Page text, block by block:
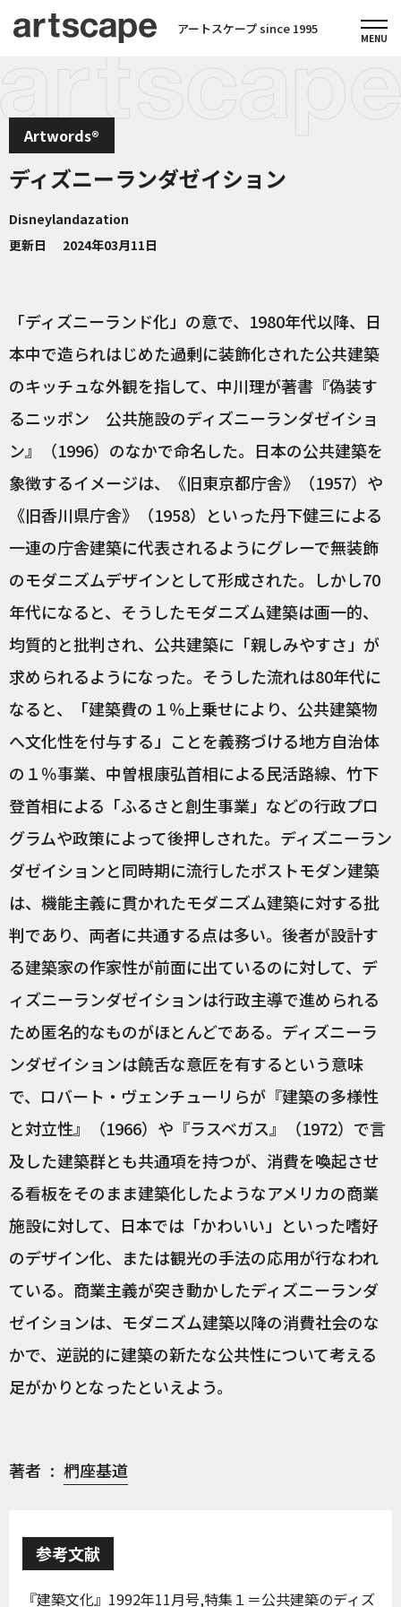
アートスケープ since 1995
Artwords®
ディズニーランダゼイション
Disneylandazation
更新日
2024年03月11日
「ディズニーランド化」の意で、1980年代以降、日
本中で造られはじめた過剰に装飾化された公共建築
のキッチュな外観を指して、中川理が著書『偽装す
るニッポン 公共施設のディズニーランダゼイショ
ン』（1996）のなかで命名した。日本の公共建築を
象徴するイメージは、《旧東京都庁舎》（1957）や
《旧香川県庁舎》（1958）といった丹下健三による
一連の庁舎建築に代表されるようにグレーで無装飾
のモダニズムデザインとして形成された。しかし70
年代になると、そうしたモダニズム建築は画一的、
均質的と批判され、公共建築に「親しみやすさ」が
求められるようになった。そうした流れは80年代に
なると、「建築費の１％上乗せにより、公共建築物
へ文化性を付与する」ことを義務づける地方自治体
の１％事業、中曽根康弘首相による民活路線、竹下
登首相による「ふるさと創生事業」などの行政プロ
グラムや政策によって後押しされた。ディズニーラン
ダゼイションと同時期に流行したポストモダン建築
は、機能主義に貫かれたモダニズム建築に対する批
判であり、両者に共通する点は多い。後者が設計す
る建築家の作家性が前面に出ているのに対して、デ
ィズニーランダゼイションは行政主導で進められる
ため匿名的なものがほとんどである。ディズニーラ
ンダゼイションは饒舌な意匠を有するという意味
で、ロバート・ヴェンチューリらが『建築の多様性
と対立性』（1966）や『ラスベガス』（1972）で言
及した建築群とも共通項を持つが、消費を喚起させ
る看板をそのまま建築化したようなアメリカの商業
施設に対して、日本では「かわいい」といった嗜好
のデザイン化、または観光の手法の応用が行なわれ
ている。商業主義が突き動かしたディズニーランダ
ゼイションは、モダニズム建築以降の消費社会のな
かで、逆説的に建築の新たな公共性について考える
足がかりとなったといえよう。
著者 椚座基道
参考文献
『建築文化』1992年11月号,特集１＝公共建築のディズ